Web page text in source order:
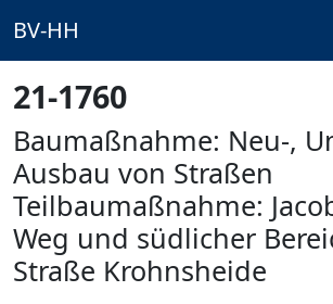
BV-HH
21-1760
Baumaßnahme: Neu-,
Ausbau von Straßen
Teilbaumaßnahme:
Weg und südlicher
Straße Krohnsheide